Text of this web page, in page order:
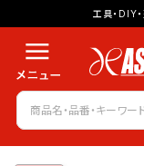
工具・DIY